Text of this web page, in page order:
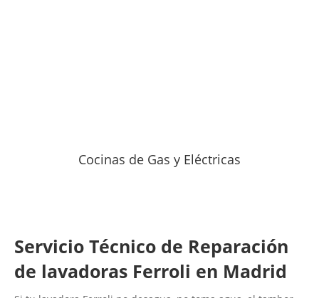
Cocinas de Gas y Eléctricas
Servicio Técnico de Reparación
de lavadoras Ferroli en Madrid